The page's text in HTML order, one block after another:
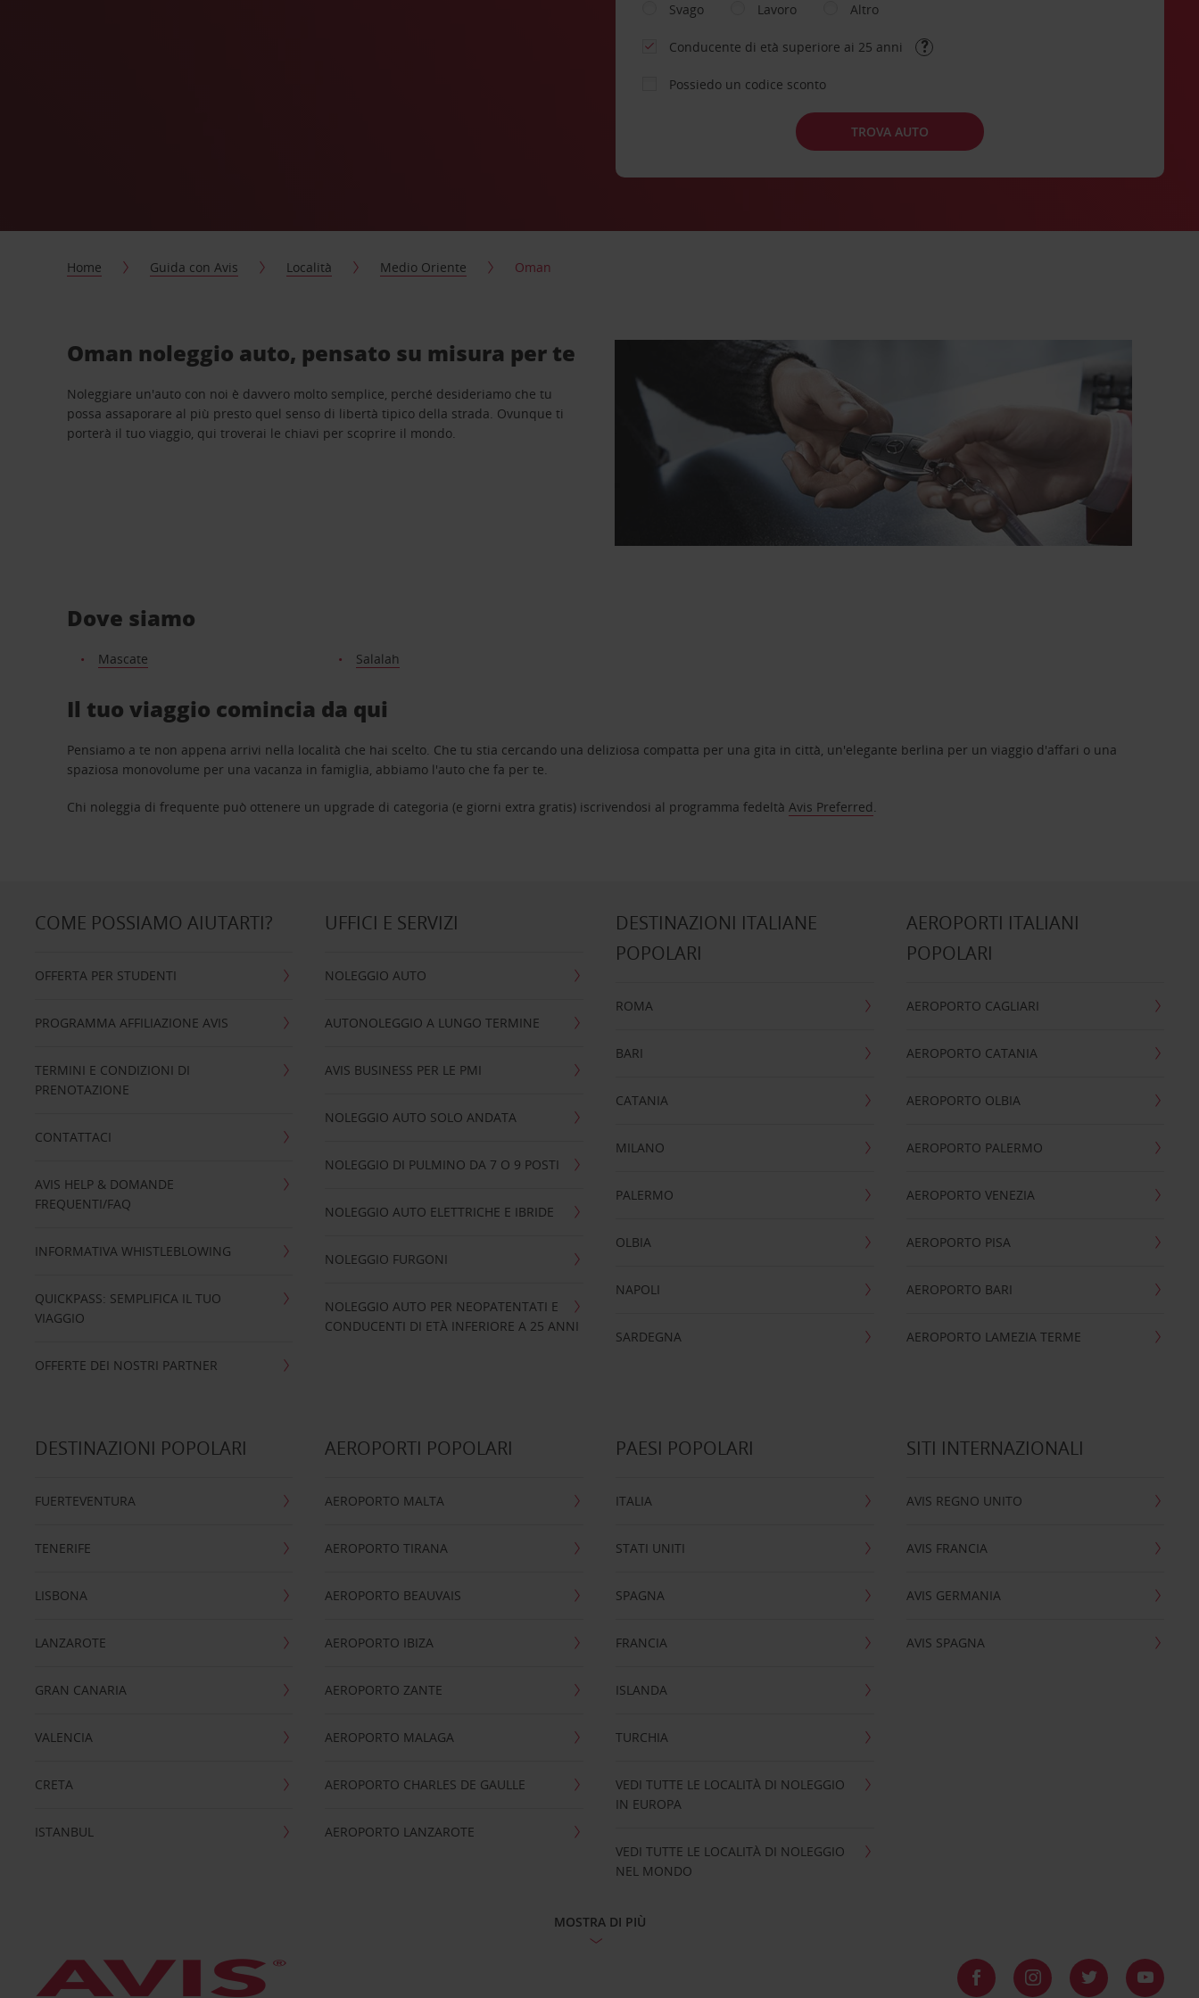
Svago
Lavoro Altro
Conducente di età superiore ai 25 anni
Possiedo un codice sconto
TROVA AUTO
Home Guida con Avis Località Medio Oriente Oman
Oman noleggio auto, pensato su misura per te
Noleggiare un'auto con noi è davvero molto semplice, perché desideriamo che tu
possa assaporare al più presto quel senso di libertà tipico della strada. Ovunque ti
porterà il tuo viaggio, qui troverai le chiavi per scoprire il mondo.
Dove siamo
Mascate Salalah
Il tuo viaggio comincia da qui
Pensiamo a te non appena arrivi nella località che hai scelto. Che tu stia cercando una deliziosa compatta per una gita in città, un'elegante berlina per un viaggio d'affari o una
spaziosa monovolume per una vacanza in famiglia, abbiamo l'auto che fa per te.
Chi noleggia di frequente può ottenere un upgrade di categoria (e giorni extra gratis) iscrivendosi al programma fedeltàAvis Preferred.
COME POSSIAMO AIUTARTI?
OFFERTA PER STUDENTI
PROGRAMMA AFFILIAZIONE AVIS
TERMINI E CONDIZIONI DI
PRENOTAZIONE
CONTATTACI
AVIS HELP & DOMANDE
FREQUENTI/FAQ
INFORMATIVA WHISTLEBLOWING
QUICKPASS: SEMPLIFICA IL TUO
VIAGGIO
OFFERTE DEI NOSTRI PARTNER
UFFICI E SERVIZI
NOLEGGIO AUTO
AUTONOLEGGIO A LUNGO TERMINE
AVIS BUSINESS PER LE PMI
NOLEGGIO AUTO SOLO ANDATA
NOLEGGIO DI PULMINO DA 7 O 9 POSTI
NOLEGGIO AUTO ELETTRICHE E IBRIDE
NOLEGGIO FURGONI
NOLEGGIO AUTO PER NEOPATENTATI E
CONDUCENTI DI ETÀ INFERIORE A 25 ANNI
DESTINAZIONI ITALIANE
POPOLARI
ROMA
BARI
CATANIA
MILANO
PALERMO
OLBIA
NAPOLI
SARDEGNA
AEROPORTI ITALIANI
POPOLARI
AEROPORTO CAGLIARI
AEROPORTO CATANIA
AEROPORTO OLBIA
AEROPORTO PALERMO
AEROPORTO VENEZIA
AEROPORTO PISA
AEROPORTO BARI
AEROPORTO LAMEZIA TERME
DESTINAZIONI POPOLARI
FUERTEVENTURA
TENERIFE
LISBONA
LANZAROTE
GRAN CANARIA
VALENCIA
CRETA
ISTANBUL
AEROPORTI POPOLARI
AEROPORTO MALTA
AEROPORTO TIRANA
AEROPORTO BEAUVAIS
AEROPORTO IBIZA
AEROPORTO ZANTE
AEROPORTO MALAGA
AEROPORTO CHARLES DE GAULLE
AEROPORTO LANZAROTE
PAESI POPOLARI
ITALIA
STATI UNITI
SPAGNA
FRANCIA
ISLANDA
TURCHIA
VEDI TUTTE LE LOCALITÀ DI NOLEGGIO
IN EUROPA
VEDI TUTTE LE LOCALITÀ DI NOLEGGIO
NEL MONDO
SITI INTERNAZIONALI
AVIS REGNO UNITO
AVIS FRANCIA
AVIS GERMANIA
AVIS SPAGNA
MOSTRA DI PIÙ